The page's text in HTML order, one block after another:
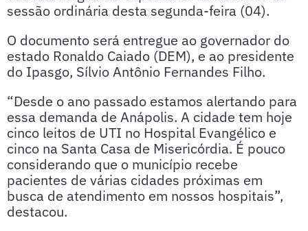
sessão ordinária desta segunda-feira (04).
O documento será entregue ao governador do
estado Ronaldo Caiado (DEM), e ao presidente
do Ipasgo, Sílvio Antônio Fernandes Filho.
“Desde o ano passado estamos alertando para
essa demanda de Anápolis. A cidade tem hoje
cinco leitos de UTI no Hospital Evangélico e
cinco na Santa Casa de Misericórdia. É pouco
considerando que o município recebe
pacientes de várias cidades próximas em
busca de atendimento em nossos hospitais”,
destacou.